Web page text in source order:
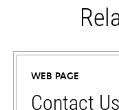
WEB PAGE
Contact Us